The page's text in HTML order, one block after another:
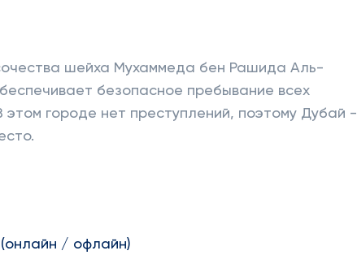
шейха Мухаммеда бен Рашида Аль-
безопасное пребывание всех
этом городе нет преступлений, поэтому Дубай -
(онлайн / офлайн)